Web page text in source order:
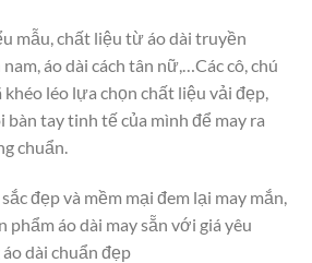
mẫu, chất liệu từ áo dài truyền
áo dài cách tân nữ,…Các cô, chú
léo lựa chọn chất liệu vải đẹp,
bàn tay tinh tế của mình để may ra
chuẩn.
đẹp và mềm mại đem lại may mắn,
phẩm áo dài may sẵn với giá yêu
dài chuẩn đẹp